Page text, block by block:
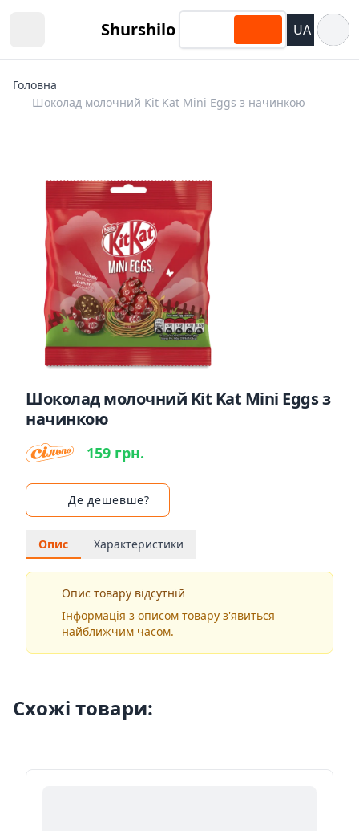
Shurshilo UA
Головна
Шоколад молочний Kit Kat Mini Eggs з начинкою
Шоколад молочний Kit Kat Mini Eggs з
начинкою
159 грн.
Де дешевше?
Опис Характеристики
Опис товару відсутній
Інформація з описом товару з'явиться
найближчим часом.
Схожі товари: